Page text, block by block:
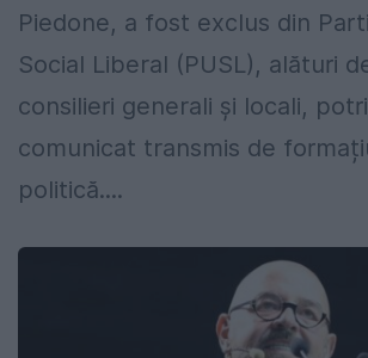
Piedone, a fost exclus din
Social Liberal (PUSL), alături
consilieri generali și locali,
comunicat transmis de
politică....